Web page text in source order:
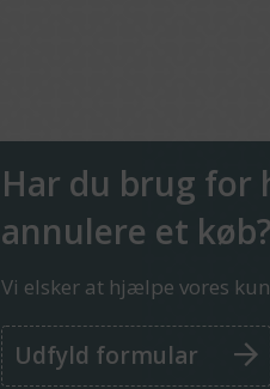
Har du brug for
annulere et køb?
Vi elsker at hjælpe vores
Udfyld formular